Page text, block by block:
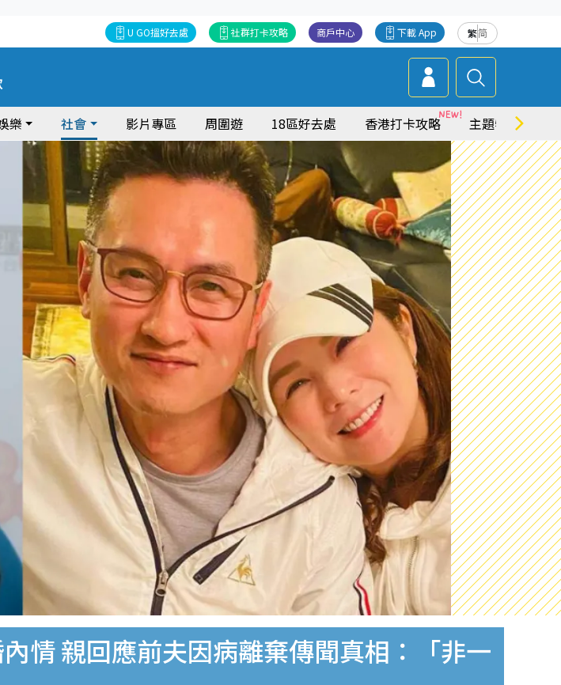
繁简
下載 App
商戶中心
社群打卡攻略
U GO搵好去處
樂 社會 影片專區 周圍遊 18區好去處 香港打卡攻略 主題特集
情 親回應前夫因病離棄傳聞真相：「非一